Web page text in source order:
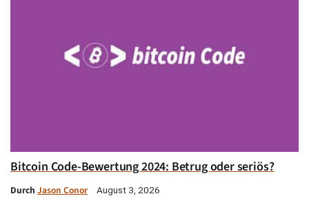
Bitcoin Code-Bewertung 2024: Betrug oder seriös?
Durch Jason Conor August 3, 2026